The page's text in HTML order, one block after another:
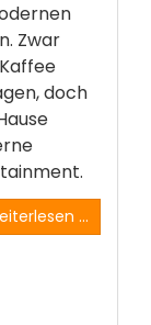
Zwar
doch
...